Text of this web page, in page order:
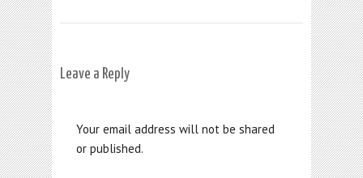
Leave a Reply
Your email address will not be shared
or published.